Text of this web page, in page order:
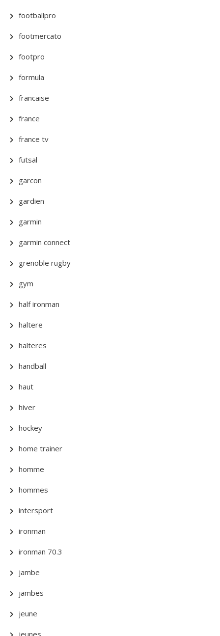
footballpro
footmercato
footpro
formula
francaise
france
france tv
futsal
garcon
gardien
garmin
garmin connect
grenoble rugby
gym
half ironman
haltere
halteres
handball
haut
hiver
hockey
home trainer
homme
hommes
intersport
ironman
ironman 70.3
jambe
jambes
jeune
jeunes